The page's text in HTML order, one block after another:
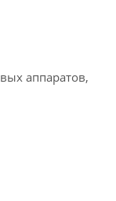
аппаратов,